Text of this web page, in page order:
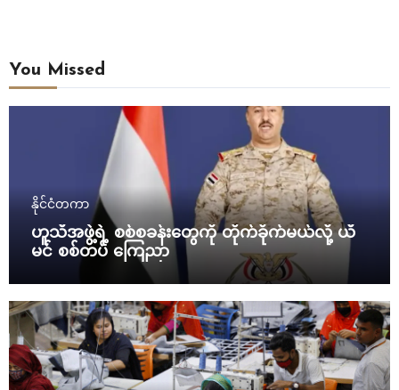
You Missed
နိုင်ငံတကာ
ဟူသီအဖွဲ့ရဲ့ စစ်စခန်းတွေကို တိုက်ခိုက်မယ်လို့ ယီ
မင် စစ်တပ် ကြေညာ